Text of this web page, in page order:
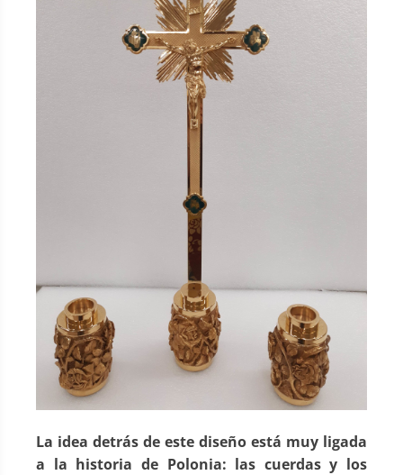
La idea detrás de este diseño está muy ligada
a la historia de Polonia: las cuerdas y los